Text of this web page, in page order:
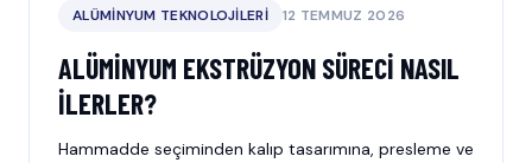
ALÜMINYUM TEKNOLOJILERI 12 TEMMUZ 2026
ALÜMINYUM EKSTRÜZYON SÜRECI NASIL
İLERLER?
Hammadde seçiminden kalıp tasarımına, presleme ve